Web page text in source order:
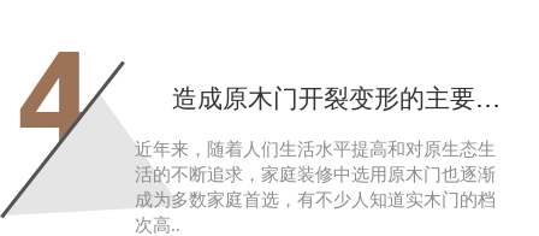
4 造成原木门开裂变形的主要原因
近年来，随着人们生活水平提高和对原生态生
活的不断追求，家庭装修中选用原木门也逐渐
成为多数家庭首选，有不少人知道实木门的档
次高..